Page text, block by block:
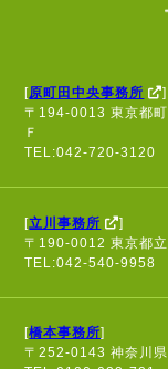
[原町田中央事務所
]
〒194-0013 東京都
Ｆ
TEL:042-720-3120
[立川事務所
]
〒190-0012 東京都
TEL:042-540-9958
[橋本事務所]
〒252-0143 神奈川